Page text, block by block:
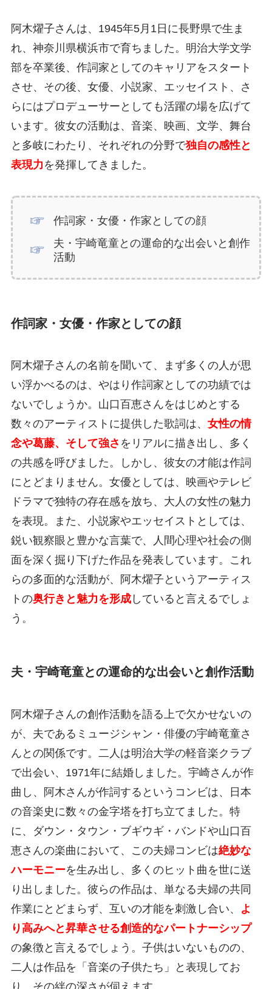
阿木燿子さんは、1945年5月1日に長野県で生ま
れ、神奈川県横浜市で育ちました。明治大学文学
部を卒業後、作詞家としてのキャリアをスタート
させ、その後、女優、小説家、エッセイスト、さ
らにはプロデューサーとしても活躍の場を広げて
います。彼女の活動は、音楽、映画、文学、舞台
と多岐にわたり、それぞれの分野で独自の感性と
表現力 を発揮してきました。
作詞家・女優・作家としての顔
夫・宇崎竜童との運命的な出会いと創作
活動
作詞家・女優・作家としての顔
阿木燿子さんの名前を聞いて、まず多くの人が思
い浮かべるのは、やはり作詞家としての功績では
ないでしょうか。山口百恵さんをはじめとする
数々のアーティストに提供した歌詞は、 女性の情
念や葛藤、そして強さ をリアルに描き出し、多く
の共感を呼びました。しかし、彼女の才能は作詞
にとどまりません。女優としては、映画やテレビ
ドラマで独特の存在感を放ち、大人の女性の魅力
を表現。また、小説家やエッセイストとしては、
鋭い観察眼と豊かな言葉で、人間心理や社会の側
面を深く掘り下げた作品を発表しています。これ
らの多面的な活動が、阿木燿子というアーティス
トの奥行きと魅力を形成していると言えるでしょ
う。
夫・宇崎竜童との運命的な出会いと創作活動
阿木燿子さんの創作活動を語る上で欠かせないの
が、夫であるミュージシャン・俳優の宇崎竜童さ
んとの関係です。二人は明治大学の軽音楽クラブ
で出会い、1971年に結婚しました。宇崎さんが作
曲し、阿木さんが作詞するというコンビは、日本
の音楽史に数々の金字塔を打ち立てました。特
に、ダウン・タウン・ブギウギ・バンドや山口百
恵さんの楽曲において、この夫婦コンビは絶妙な
ハーモニーを生み出し、多くのヒット曲を世に送
り出しました。彼らの作品は、単なる夫婦の共同
作業にとどまらず、互いの才能を刺激し合い、
よ
り高みへと昇華させる創造的なパートナーシップ
の象徴と言えるでしょう。子供はいないものの、
二人は作品を「音楽の子供たち」と表現してお
り、その絆の深さが伺えます。